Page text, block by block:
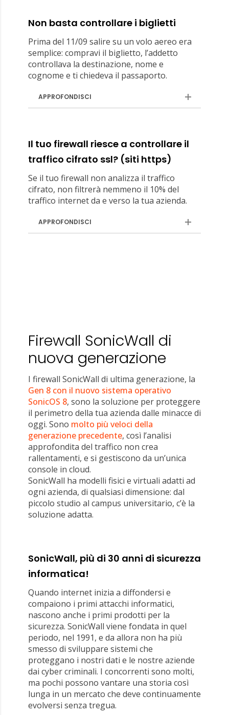
Non basta controllare i biglietti
Prima del 11/09 salire su un volo aereo era
semplice: compravi il biglietto, l’addetto
controllava la destinazione, nome e
cognome e ti chiedeva il passaporto.
APPROFONDISCI
Il tuo firewall riesce a controllare il
traffico cifrato ssl? (siti https)
Se il tuo firewall non analizza il traffico
cifrato, non filtrerà nemmeno il 10% del
traffico internet da e verso la tua azienda.
APPROFONDISCI
Firewall SonicWall di
nuova generazione
I firewall SonicWall di ultima generazione, la
Gen 8 con il nuovo sistema operativo
SonicOS 8, sono la soluzione per proteggere
il perimetro della tua azienda dalle minacce di
oggi. Sono molto più veloci della
generazione precedente, così l’analisi
approfondita del traffico non crea
rallentamenti, e si gestiscono da un’unica
console in cloud.
SonicWall ha modelli fisici e virtuali adatti ad
ogni azienda, di qualsiasi dimensione: dal
piccolo studio al campus universitario, c’è la
soluzione adatta.
SonicWall, più di 30 anni di sicurezza
informatica!
Quando internet inizia a diffondersi e
compaiono i primi attacchi informatici,
nascono anche i primi prodotti per la
sicurezza. SonicWall viene fondata in quel
periodo, nel 1991, e da allora non ha più
smesso di sviluppare sistemi che
proteggano i nostri dati e le nostre aziende
dai cyber criminali. I concorrenti sono molti,
ma pochi possono vantare una storia così
lunga in un mercato che deve continuamente
evolversi senza tregua.